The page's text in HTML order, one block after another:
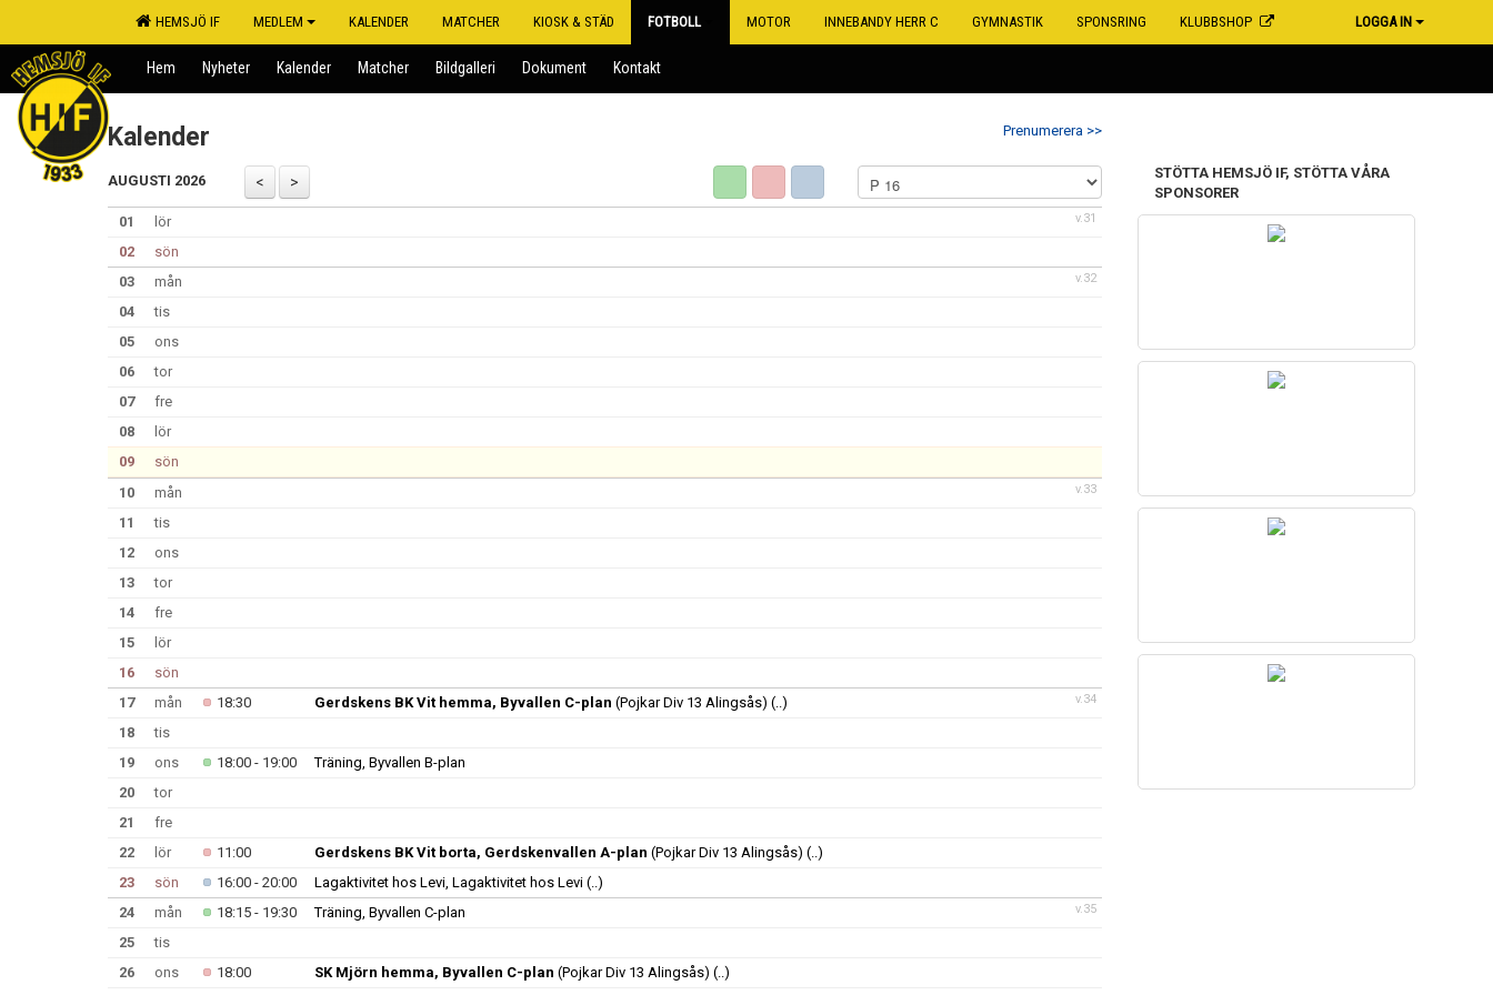
HEMSJÖ IF MEDLEM KALENDER MATCHER KIOSK & STÄD FOTBOLL MOTOR INNEBANDY HERR C GYMNASTIK SPONSRING KLUBBSHOP LOGGA IN
Hem Nyheter Kalender Matcher Bildgalleri Dokument Kontakt
Prenumerera >>
Kalender
AUGUSTI 2026
v.31
01
lör
02
sön
v.32
03
mån
04
tis
05
ons
06
tor
07
fre
08
lör
09
sön
v.33
10
mån
11
tis
12
ons
13
tor
14
fre
15
lör
16
sön
v.34
17 mån 18:30 Gerdskens BK Vit hemma, Byvallen C-plan (Pojkar Div 13 Alingsås) (..)
18
tis
19
ons 18:00 - 19:00
Träning, Byvallen B-plan
20
tor
21
fre
22
lör 11:00 Gerdskens BK Vit borta, Gerdskenvallen A-plan (Pojkar Div 13 Alingsås) (..)
23
sön 16:00 - 20:00 Lagaktivitet hos Levi, Lagaktivitet hos Levi (..)
v.35
24 mån 18:15 - 19:30
Träning, Byvallen C-plan
25
tis
26
ons 18:00 SK Mjörn hemma, Byvallen C-plan (Pojkar Div 13 Alingsås) (..)
STÖTTA HEMSJÖ IF, STÖTTA VÅRA
SPONSORER